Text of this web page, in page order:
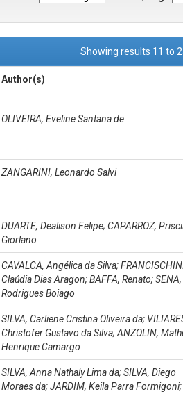
Showing results 11 to
Author(s)
OLIVEIRA, Eveline Santana de
ZANGARINI, Leonardo Salvi
DUARTE, Dealison Felipe; CAPARROZ,
Giorlano
CAVALCA, Angélica da Silva;
Claúdia Dias Aragon; BAFFA, Renato;
Rodrigues Boiago
SILVA, Carliene Cristina Oliveira da;
Christofer Gustavo da Silva; ANZOLIN,
Henrique Camargo
SILVA, Anna Nathaly Lima da; SILVA, Diego
Moraes da; JARDIM, Keila Parra Formigoni;